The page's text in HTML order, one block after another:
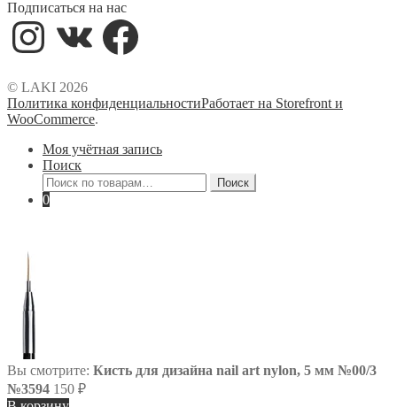
Подписаться на нас
Instagram
Facebook
© LAKI 2026
Политика конфиденциальностиРаботает на Storefront и
WooCommerce.
Моя учётная запись
Поиск
Искать:
Поиск
0
Вы смотрите: Кисть для дизайна nail art nylon, 5 мм №00/3
№3594 150 ₽